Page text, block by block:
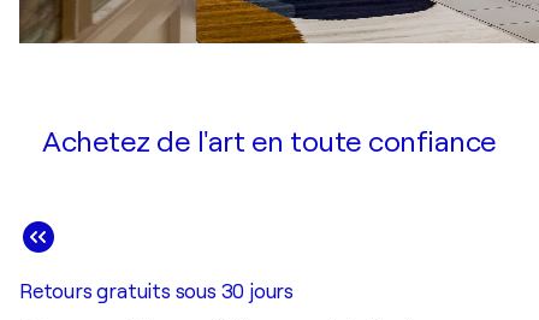
Achetez de l'art en toute confiance
Retours gratuits sous 30 jours